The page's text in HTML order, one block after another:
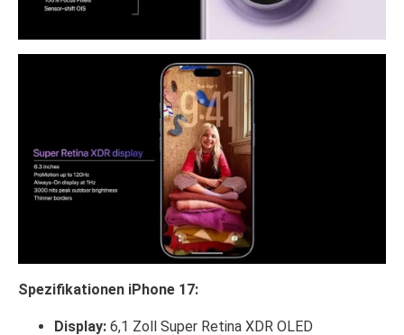
Spezifikationen iPhone 17:
Display: 6,1 Zoll Super Retina XDR OLED